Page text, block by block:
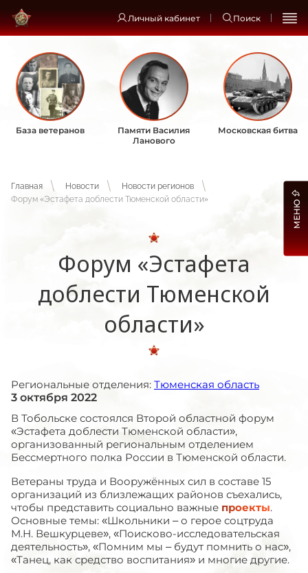
Личный кабинет Поиск
База ветеранов
Памяти Василия
Ланового
Московская битва
Главная Новости
Новости регионов
Форум «Эстафета доблести Тюменской области»
Форум «Эстафета
доблести Тюменской
области»
Региональные отделения: Тюменская область
3 октября 2022
В Тобольске состоялся Второй областной форум
«Эстафета доблести Тюменской области»,
организованный региональным отделением
Бессмертного полка России в Тюменской области.
Ветераны труда и Вооружённых сил в составе 15
организаций из близлежащих районов съехались,
чтобы представить социально важные проекты.
Основные темы: «Школьники – о герое соцтруда
М.Н. Вешкурцеве», «Поисково-исследовательская
деятельность», «Помним мы – будут помнить о нас»,
«Танец, как средство воспитания» и многие другие.
МЕНЮ